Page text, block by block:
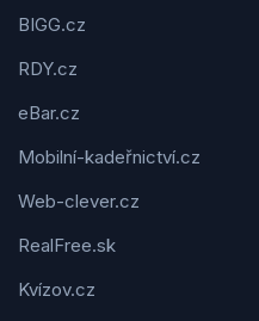
BIGG.cz
RDY.cz
eBar.cz
Mobilní-kadeřnictví.cz
Web-clever.cz
RealFree.sk
Kvízov.cz